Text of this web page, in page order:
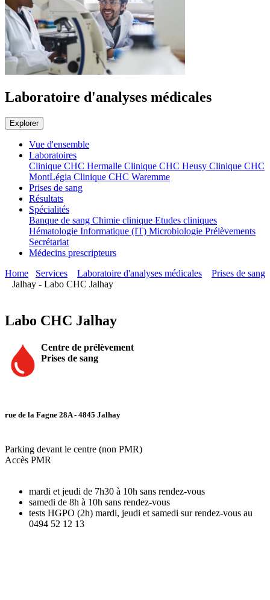
Laboratoire d'analyses médicales
Explorer
Vue d'ensemble
Laboratoires
Clinique CHC Hermalle Clinique CHC Heusy Clinique CHC
MontLégia Clinique CHC Waremme
Prises de sang
Résultats
Spécialités
Banque de sang Chimie clinique Etudes cliniques
Hématologie Informatique (IT) Microbiologie Prélèvements
Secrétariat
Médecins prescripteurs
Home
Services Laboratoire d'analyses médicales
Prises de sang
Jalhay - Labo CHC Jalhay
Labo CHC Jalhay
Centre de prélèvement
Prises de sang
rue de la Fagne 28A - 4845 Jalhay
Parking devant le centre (non PMR)
Accès PMR
mardi et jeudi de 7h30 à 10h sans rendez-vous
samedi de 8h à 10h sans rendez-vous
tests HGPO (2h) mardi, jeudi et samedi sur rendez-vous au
0494 52 12 13